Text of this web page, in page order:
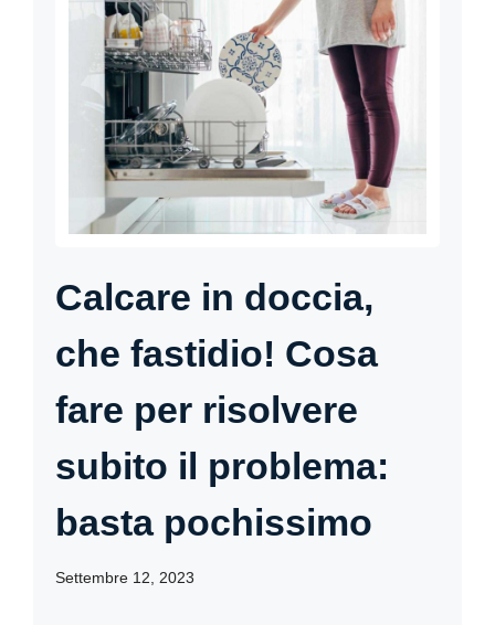
Calcare in doccia,
che fastidio! Cosa
fare per risolvere
subito il problema:
basta pochissimo
Settembre 12, 2023